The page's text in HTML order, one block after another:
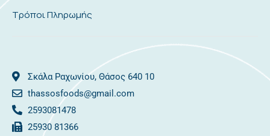
Τρόποι Πληρωμής
Σκάλα Ραχωνίου, Θάσος 640 10
thassosfoods@gmail.com
2593081478
25930 81366